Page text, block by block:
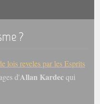
?
lois reveles par les Esprits
d'Allan Kardecqui